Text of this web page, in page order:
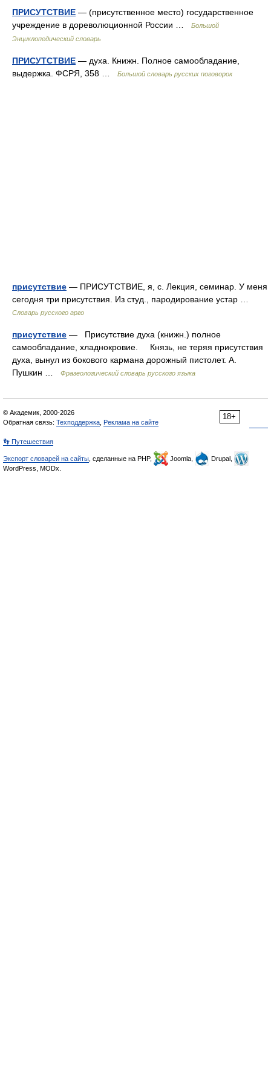
ПРИСУТСТВИЕ — (присутственное место) государственное
учреждение в дореволюционной России …
Большой
Энциклопедический словарь
ПРИСУТСТВИЕ — духа. Книжн. Полное самообладание,
выдержка. ФСРЯ, 358 …
Большой словарь русских поговорок
присутствие — ПРИСУТСТВИЕ, я, с. Лекция, семинар. У меня
сегодня три присутствия. Из студ., пародирование устар …
Словарь русского арго
присутствие — Присутствие духа (книжн.) полное
самообладание, хладнокровие. Князь, не теряя присутствия
духа, вынул из бокового кармана дорожный пистолет. А.
Пушкин …
Фразеологический словарь русского языка
18+
© Академик, 2000-2026
Обратная связь: Техподдержка Реклама на сайте
👣 Путешествия
Экспорт словарей на сайты , сделанные на PHP, Joomla,
Drupal,
WordPress, MODx.